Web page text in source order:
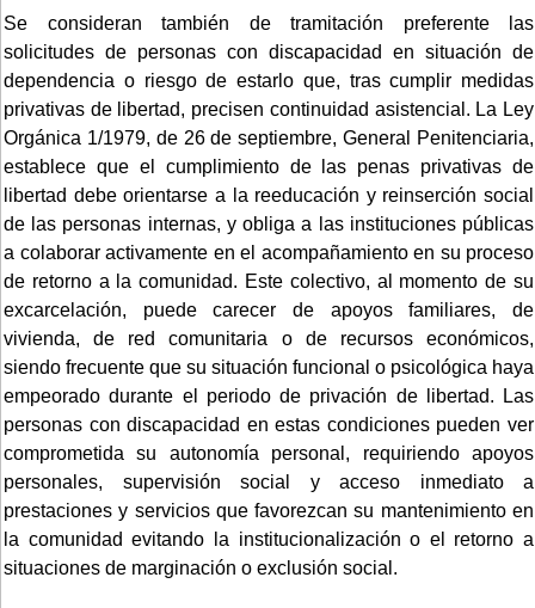
Se consideran también de tramitación preferente las
solicitudes de personas con discapacidad en situación de
dependencia o riesgo de estarlo que, tras cumplir medidas
privativas de libertad, precisen continuidad asistencial. La Ley
Orgánica 1/1979, de 26 de septiembre, General Penitenciaria,
establece que el cumplimiento de las penas privativas de
libertad debe orientarse a la reeducación y reinserción social
de las personas internas, y obliga a las instituciones públicas
a colaborar activamente en el acompañamiento en su proceso
de retorno a la comunidad. Este colectivo, al momento de su
excarcelación, puede carecer de apoyos familiares, de
vivienda, de red comunitaria o de recursos económicos,
siendo frecuente que su situación funcional o psicológica haya
empeorado durante el periodo de privación de libertad. Las
personas con discapacidad en estas condiciones pueden ver
comprometida su autonomía personal, requiriendo apoyos
personales, supervisión social y acceso inmediato a
prestaciones y servicios que favorezcan su mantenimiento en
la comunidad evitando la institucionalización o el retorno a
situaciones de marginación o exclusión social.